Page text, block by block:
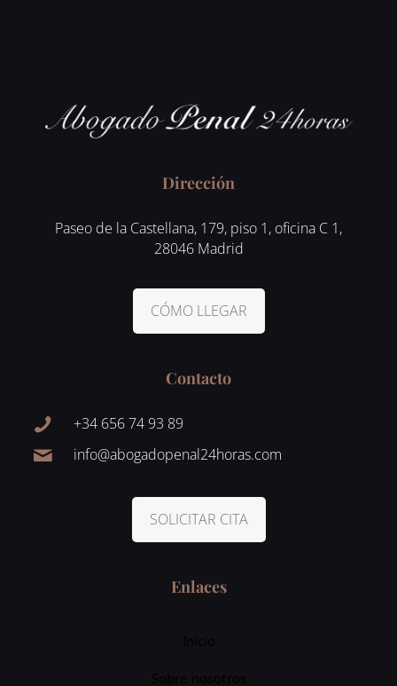
Dirección
Paseo de la Castellana, 179, piso 1, oficina C 1,
28046 Madrid
CÓMO LLEGAR
Contacto
+34 656 74 93 89
info@abogadopenal24horas.com
SOLICITAR CITA
Enlaces